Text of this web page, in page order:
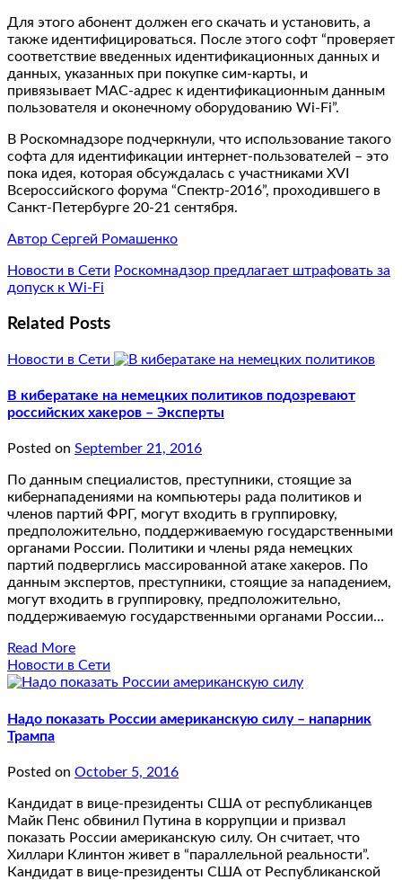
Для этого абонент должен его скачать и установить, а
также идентифицироваться. После этого софт “проверяет
соответствие введенных идентификационных данных и
данных, указанных при покупке сим-карты, и
привязывает MAC-адрес к идентификационным данным
пользователя и оконечному оборудованию Wi-Fi”.
В Роскомнадзоре подчеркнули, что использование такого
софта для идентификации интернет-пользователей – это
пока идея, которая обсуждалась с участниками XVI
Всероссийского форума “Спектр-2016”, проходившего в
Санкт-Петербурге 20-21 сентября.
Автор Сергей Ромашенко
Новости в Сети Роскомнадзор предлагает штрафовать за
допуск к Wi-Fi
Related Posts
Новости в Сети
В кибератаке на немецких политиков подозревают
российских хакеров – Эксперты
Posted on September 21, 2016
По данным специалистов, преступники, стоящие за
кибернападениями на компьютеры рада политиков и
членов партий ФРГ, могут входить в группировку,
предположительно, поддерживаемую государственными
органами России. Политики и члены ряда немецких
партий подверглись массированной атаке хакеров. По
данным экспертов, преступники, стоящие за нападением,
могут входить в группировку, предположительно,
поддерживаемую государственными органами России…
Read More
Новости в Сети
Надо показать России американскую силу – напарник
Трампа
Posted on October 5, 2016
Кандидат в вице-президенты США от республиканцев
Майк Пенс обвинил Путина в коррупции и призвал
показать России американскую силу. Он считает, что
Хиллари Клинтон живет в “параллельной реальности”.
Кандидат в вице-президенты США от Республиканской